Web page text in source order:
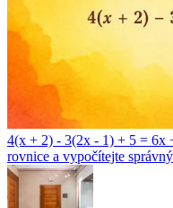
4(x + 2) - 3(2x - 1) + 5 = 6x
rovnice a vypočítejte